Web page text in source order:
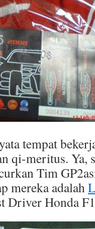
tempat
qi-meritus. Ya,
Tim
mereka adalah
Driver Honda